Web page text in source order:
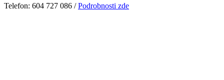
Telefon: 604 727 086 /Podrobnosti zde